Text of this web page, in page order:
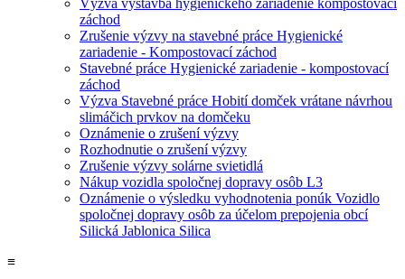
záchod
Zrušenie výzvy na stavebné práce Hygienické
zariadenie - Kompostovací záchod
Stavebné práce Hygienické zariadenie - kompostovací
záchod
Výzva Stavebné práce Hobití domček vrátane návrhou
slimáčich prvkov na domčeku
Oznámenie o zrušení výzvy
Rozhodnutie o zrušení výzvy
Zrušenie výzvy solárne svietidlá
Nákup vozidla spoločnej dopravy osôb L3
Oznámenie o výsledku vyhodnotenia ponúk Vozidlo
spoločnej dopravy osôb za účelom prepojenia obcí
Silická Jablonica Silica
≡